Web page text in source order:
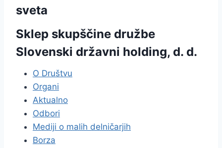
sveta
Sklep skupščine družbe
Slovenski državni holding, d. d.
O Društvu
Organi
Aktualno
Odbori
Mediji o malih delničarjih
Borza